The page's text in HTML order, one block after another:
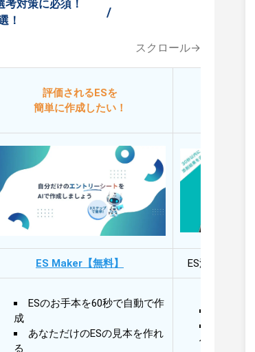
対策に必須！
！
/
スクロール→
評価されるESを
簡単に作成したい！
添削
ES Maker【無料】 ES添削・面接
ESのお手本を60秒で自動で作
成
あなただけのESの見本を作れ
る
30秒以
30秒以
作成